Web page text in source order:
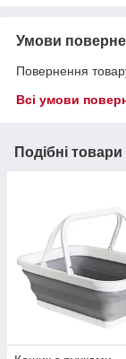
Умови
Повернення
Всі умови
Подібні товари